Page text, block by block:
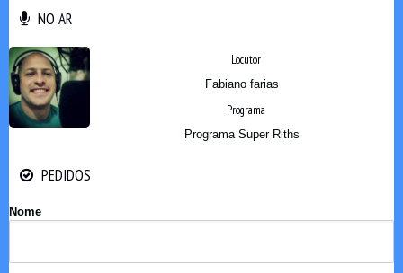
NO AR
Locutor
Fabiano farias
Programa
Programa Super Riths
PEDIDOS
Nome